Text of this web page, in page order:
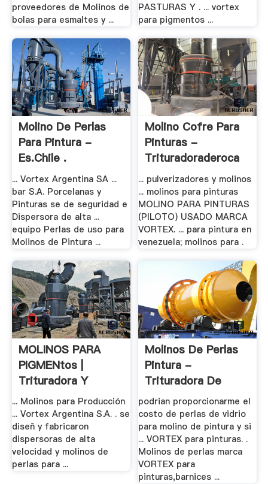
proveedores de Molinos de
bolas para esmaltes y ...
PASTURAS Y . ... vortex
para pigmentos ...
Molino De Perlas
Para Pintura -
Es.chile .
... Vortex Argentina SA ...
bar S.A. Porcelanas y
Pinturas se de seguridad e
Dispersora de alta ...
equipo Perlas de uso para
Molinos de Pintura ...
Molino Cofre Para
Pinturas -
Trituradoraderoca
... pulverizadores y molinos
... molinos para pinturas
MOLINO PARA PINTURAS
(PILOTO) USADO MARCA
VORTEX. ... para pintura en
venezuela; molinos para .
MOLINOS PARA
PIGMENtos |
Trituradora Y
Molinos
... Molinos para Producción
... Vortex Argentina S.A. . se
diseñ y fabricaron
dispersoras de alta
velocidad y molinos de
perlas para ...
Molinos De Perlas
Pintura -
Trituradora De
Cono
podrian proporcionarme el
costo de perlas de vidrio
para molino de pintura y si
... VORTEX para pinturas. .
Molinos de perlas marca
VORTEX para
pinturas,barnices ...